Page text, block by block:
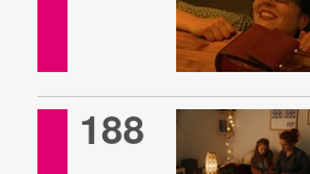
188